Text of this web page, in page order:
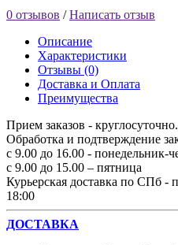
0 отзывов /Написать отзыв
Описание
Характеристики
Отзывы (0)
Доставка и Оплата
Преимущества
Прием заказов - круглосуточно.
Обработка и подтверждение
с 9.00 до 16.00 - понедельник-
с 9.00 до 15.00 – пятница
Курьерская доставка по СПб -
18:00
ДОСТАВКА